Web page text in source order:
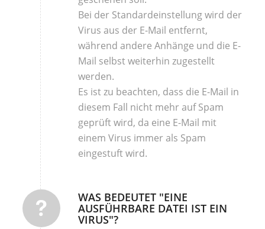
Bei der Standardeinstellung wird der
Virus aus der E-Mail entfernt,
während andere Anhänge und die E-
Mail selbst weiterhin zugestellt
werden.
Es ist zu beachten, dass die E-Mail in
diesem Fall nicht mehr auf Spam
geprüft wird, da eine E-Mail mit
einem Virus immer als Spam
eingestuft wird.
WAS BEDEUTET "EINE
AUSFÜHRBARE DATEI IST EIN
VIRUS"?